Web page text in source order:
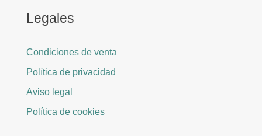
Legales
Condiciones de venta
Política de privacidad
Aviso legal
Política de cookies